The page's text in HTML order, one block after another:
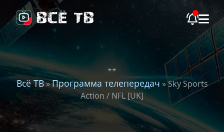
**
Всё ТВ»Программа телепередач » Sky Sports
Action / NFL [UK]